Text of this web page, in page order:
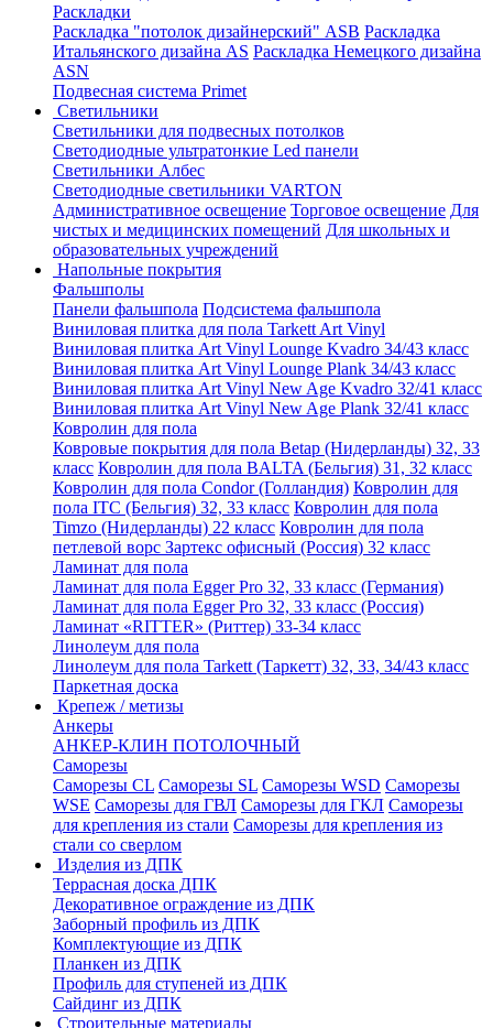
Раскладки
Раскладка "потолок дизайнерский" ASB Раскладка
Итальянского дизайна AS Раскладка Немецкого дизайна
АSN
Подвесная система Primet
Светильники
Светильники для подвесных потолков
Светодиодные ультратонкие Led панели
Светильники Албес
Светодиодные светильники VARTON
Административное освещение Торговое освещение Для
чистых и медицинских помещений Для школьных и
образовательных учреждений
Напольные покрытия
Фальшполы
Панели фальшпола Подсистема фальшпола
Виниловая плитка для пола Tarkett Art Vinyl
Виниловая плитка Art Vinyl Lounge Kvadro 34/43 класс
Виниловая плитка Art Vinyl Lounge Plank 34/43 класс
Виниловая плитка Art Vinyl New Age Kvadro 32/41 класс
Виниловая плитка Art Vinyl New Age Plank 32/41 класс
Ковролин для пола
Ковровые покрытия для пола Betap (Нидерланды) 32, 33
класс Ковролин для пола BALTA (Бельгия) 31, 32 класс
Ковролин для пола Condor (Голландия) Ковролин для
пола ITC (Бельгия) 32, 33 класс Ковролин для пола
Timzo (Нидерланды) 22 класс Ковролин для пола
петлевой ворс Зартекс офисный (Россия) 32 класс
Ламинат для пола
Ламинат для пола Egger Pro 32, 33 класс (Германия)
Ламинат для пола Egger Pro 32, 33 класс (Россия)
Ламинат «RITTER» (Риттер) 33-34 класс
Линолеум для пола
Линолеум для пола Tarkett (Таркетт) 32, 33, 34/43 класс
Паркетная доска
Крепеж / метизы
Анкеры
АНКЕР-КЛИН ПОТОЛОЧНЫЙ
Саморезы
Саморезы CL Саморезы SL Саморезы WSD Саморезы
WSE Саморезы для ГВЛ Саморезы для ГКЛ Саморезы
для крепления из стали Саморезы для крепления из
стали со сверлом
Изделия из ДПК
Террасная доска ДПК
Декоративное ограждение из ДПК
Заборный профиль из ДПК
Комплектующие из ДПК
Планкен из ДПК
Профиль для ступеней из ДПК
Сайдинг из ДПК
Строительные материалы